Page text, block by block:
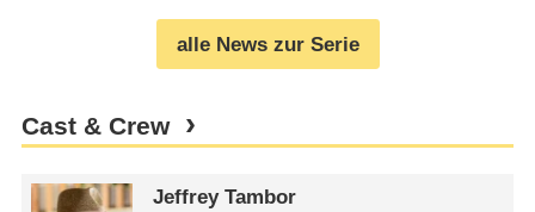
alle News zur Serie
Cast & Crew
Jeffrey Tambor